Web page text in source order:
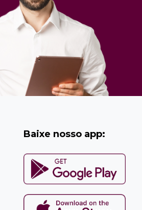
Baixe nosso app: